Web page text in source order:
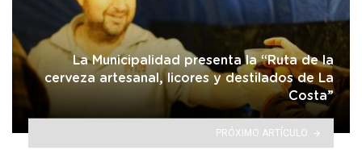
La Municipalidad presenta la “Ruta de la
cerveza artesanal, licores y destilados de La
Costa”
PRÓXIMO ARTÍCULO